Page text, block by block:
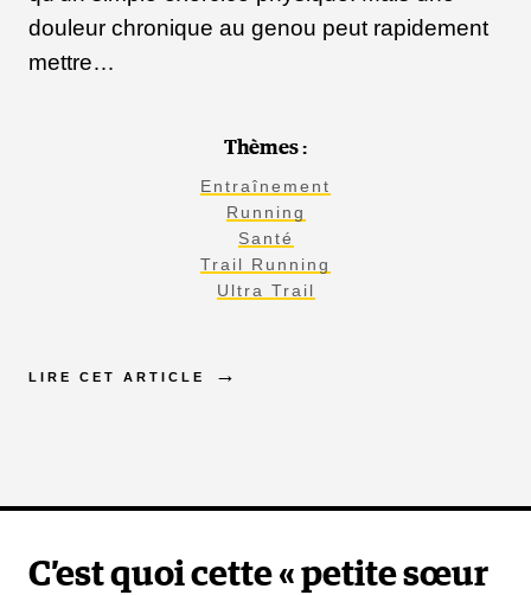
douleur chronique au genou peut rapidement
mettre…
Thèmes :
Entraînement
Running
Santé
Trail Running
Ultra Trail
LIRE CET ARTICLE
C’est quoi cette « petite sœur